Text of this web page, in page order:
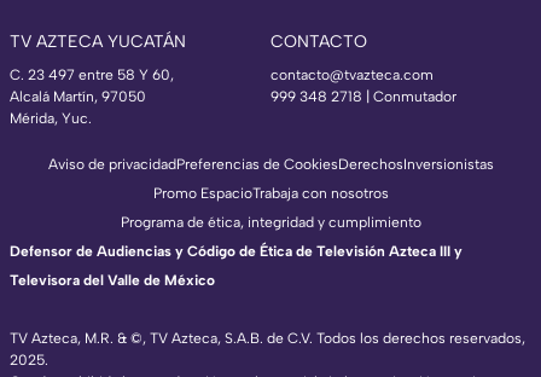
TV AZTECA YUCATÁN
C. 23 497 entre 58 Y 60,
Alcalá Martín, 97050
Mérida, Yuc.
CONTACTO
contacto@tvazteca.com
999 348 2718 | Conmutador
TV Azteca, M.R. & ©, TV Azteca, S.A.B. de C.V. Todos los derechos reservados,
2025.
Aviso de privacidadPreferencias de CookiesDerechosInversionistas
Promo EspacioTrabaja con nosotros
Programa de ética, integridad y cumplimiento
Defensor de Audiencias y Código de Ética de Televisión Azteca III y
Televisora del Valle de México